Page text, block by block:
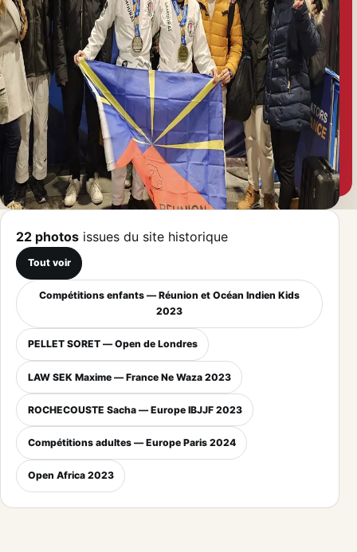
22 photos issues du site historique
Tout voir
Compétitions enfants — Réunion et Océan Indien Kids
2023
PELLET SORET — Open de Londres
LAW SEK Maxime — France Ne Waza 2023
ROCHECOUSTE Sacha — Europe IBJJF 2023
Compétitions adultes — Europe Paris 2024
Open Africa 2023